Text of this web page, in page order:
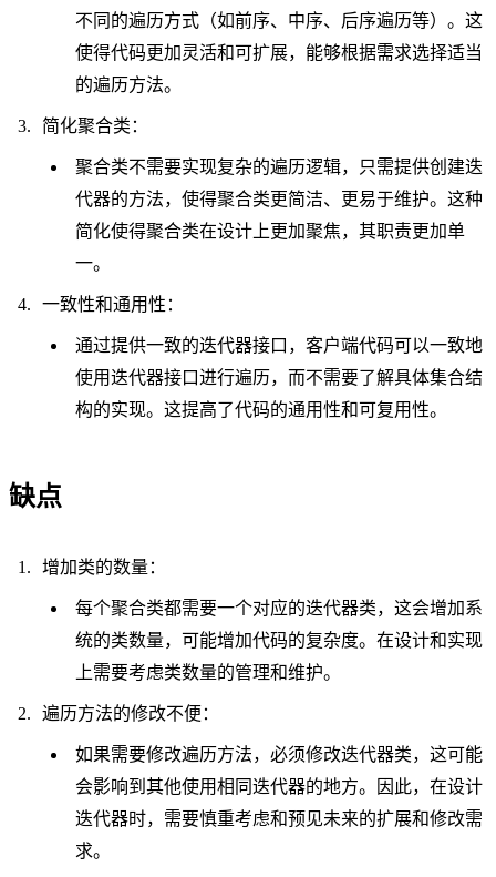
不同的遍历方式（如前序、中序、后序遍历等）。这
使得代码更加灵活和可扩展，能够根据需求选择适当
的遍历方法。
简化聚合类：
聚合类不需要实现复杂的遍历逻辑，只需提供创建迭
代器的方法，使得聚合类更简洁、更易于维护。这种
简化使得聚合类在设计上更加聚焦，其职责更加单
一。
一致性和通用性：
通过提供一致的迭代器接口，客户端代码可以一致地
使用迭代器接口进行遍历，而不需要了解具体集合结
构的实现。这提高了代码的通用性和可复用性。
缺点
增加类的数量：
每个聚合类都需要一个对应的迭代器类，这会增加系
统的类数量，可能增加代码的复杂度。在设计和实现
上需要考虑类数量的管理和维护。
遍历方法的修改不便：
如果需要修改遍历方法，必须修改迭代器类，这可能
会影响到其他使用相同迭代器的地方。因此，在设计
迭代器时，需要慎重考虑和预见未来的扩展和修改需
求。